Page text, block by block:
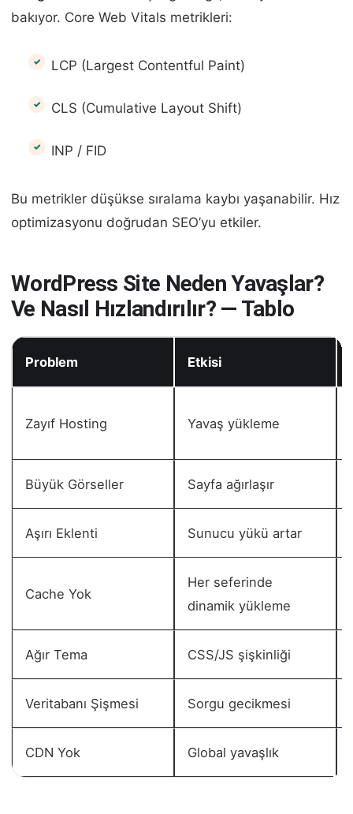
bakıyor. Core Web Vitals metrikleri:
LCP (Largest Contentful Paint)
CLS (Cumulative Layout Shift)
INP / FID
Bu metrikler düşükse sıralama kaybı yaşanabilir. Hız
optimizasyonu doğrudan SEO’yu etkiler.
WordPress Site Neden Yavaşlar?
Ve Nasıl Hızlandırılır? — Tablo
Problem Etkisi
Zayıf Hosting Yavaş yükleme
Büyük Görseller Sayfa ağırlaşır
Aşırı Eklenti Sunucu yükü artar
Cache Yok
Her seferinde
dinamik yükleme
Ağır Tema CSS/JS şişkinliği
Veritabanı Şişmesi Sorgu gecikmesi
CDN Yok Global yavaşlık